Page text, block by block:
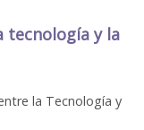
tecnología y la
la Tecnología y